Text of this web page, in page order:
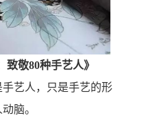
致敬80种手艺人》
艺人，只是手艺的形
脑。